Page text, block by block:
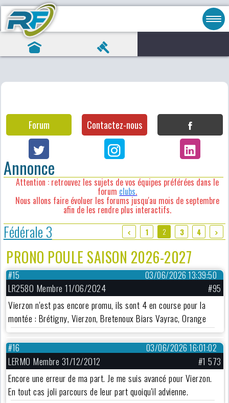
Forum Contactez-nous
Annonce
Attention : retrouvez les sujets de vos équipes préférées dans le
forum clubs.
Nous allons faire évoluer les forums jusqu'au mois de septembre
afin de les rendre plus interactifs.
Fédérale 3 1 2 3 4
PRONO POULE SAISON 2026-2027
03/06/2026 13:39:50
#15
LR2580 Membre 11/06/2024
#95
Vierzon n'est pas encore promu, ils sont 4 en course pour la
montée : Brétigny, Vierzon, Bretenoux Biars Vayrac, Orange
03/06/2026 16:01:02
#16
LERMO Membre 31/12/2012
#1 573
Encore une erreur de ma part. Je me suis avancé pour Vierzon.
En tout cas joli parcours de leur part quoiqu'il advienne.